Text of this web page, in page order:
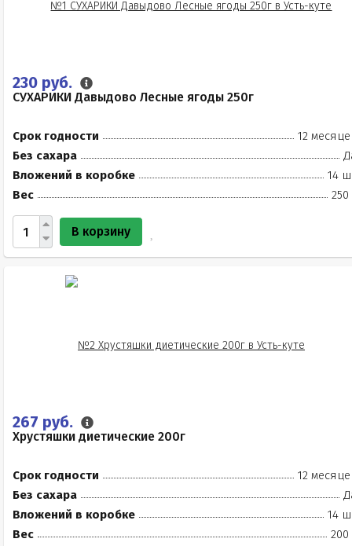
230 руб.
СУХАРИКИ Давыдово Лесные ягоды 250г
Срок годности
12
Без сахара
Вложений в коробке
14
Вес
250
В корзину
267 руб.
Хрустяшки диетические 200г
Срок годности
12
Без сахара
Вложений в коробке
14
Вес
200